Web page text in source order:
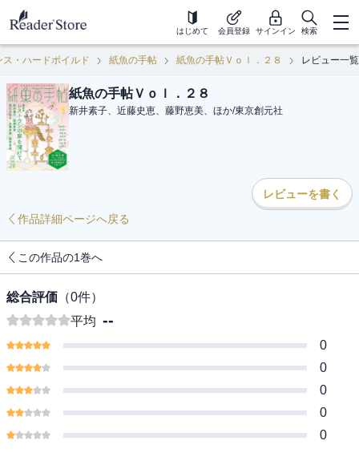
はじめて 会員登録 サインイン 検索
・ハードボイルド 紙魚の手帖 紙魚の手帖Ｖｏｌ．２８ レビュー一覧
紙魚の手帖Ｖｏｌ．２８
新井素子、近藤史恵、藤野恵美、ほか/東京創元社
レビューを書く
作品詳細ページへ戻る
この作品の1巻へ
総合評価 （0件）
平均 --
0
0
0
0
0